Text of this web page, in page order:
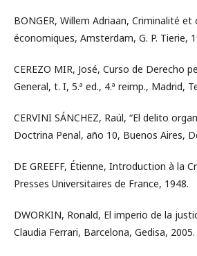
BONGER, Willem Adriaan, Criminalité et
économiques, Amsterdam, G. P. Tierie,
CEREZO MIR, José, Curso de Derecho
General, t. I, 5.ª ed., 4.ª reimp., Madrid,
CERVINI SÁNCHEZ, Raúl, “El delito
Doctrina Penal, año 10, Buenos Aires,
DE GREEFF, Étienne, Introduction à la
Presses Universitaires de France, 1948.
DWORKIN, Ronald, El imperio de la
Claudia Ferrari, Barcelona, Gedisa, 2005.